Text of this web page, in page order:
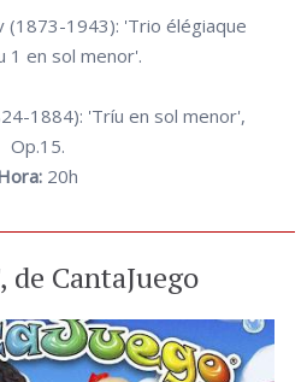
(1873-1943): 'Trio élégiaque
1 en sol menor'.
1884): 'Tríu en sol menor',
Op.15.
20h
de CantaJuego